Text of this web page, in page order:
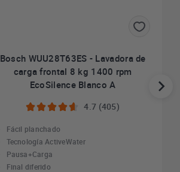
Bosch WUU28T63ES - Lavadora de
carga frontal 8 kg 1400 rpm
EcoSilence Blanco A
4.7 (405)
Fácil planchado
Tecnología ActiveWater
Pausa+Carga
Final diferido